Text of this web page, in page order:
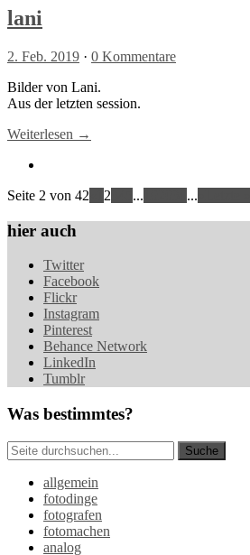
lani
2. Feb. 2019 · 0 Kommentare
Bilder von Lani.
Aus der letzten session.
Weiterlesen →
Seite 2 von 42 2 ... ...
hier auch
Twitter
Facebook
Flickr
Instagram
Pinterest
Behance Network
LinkedIn
Tumblr
Was bestimmtes?
allgemein
fotodinge
fotografen
fotomachen
analog